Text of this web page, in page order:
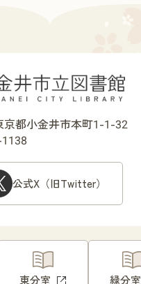
都小金井市本町1-1-32
公式X（旧Twitter）
東分室 緑分室